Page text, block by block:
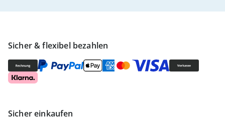
Sicher & flexibel bezahlen
Sicher einkaufen